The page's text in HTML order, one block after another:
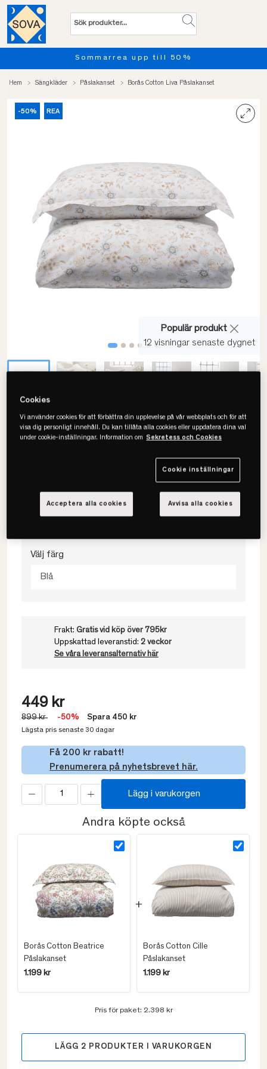
upp till 50%
Hem Sängkläder Påslakanset Borås Cotton Liva Påslakanset
Populär produkt
12 visningar senaste dygnet
-50% REA
Borås Cotton
Liva Påslakanset
Välj storlek
150x210
Välj färg
Blå
Frakt: Gratis vid köp över 795kr
Uppskattad leveranstid: 2 veckor
Se våra leveransalternativ här
449 kr
899 kr -50% Spara 450 kr
Lägsta pris senaste 30 dagar
Få 200 kr rabatt!
Prenumerera på nyhetsbrevet här.
Lägg i varukorgen
Andra köpte också
Borås Cotton Beatrice
Påslakanset
1.199 kr
Borås Cotton Cille
Påslakanset
1.199 kr
Pris för paket: 2.398 kr
LÄGG 2 PRODUKTER I VARUKORGEN
Cookies
Vi använder cookies för att förbättra din upplevelse på vår webbplats och för att
visa dig personligt innehåll. Du kan tillåta alla cookies eller uppdatera dina val
under cookie-inställningar. Information om Sekretess och Cookies
Cookie inställningar
Avvisa alla cookies
Acceptera alla cookies